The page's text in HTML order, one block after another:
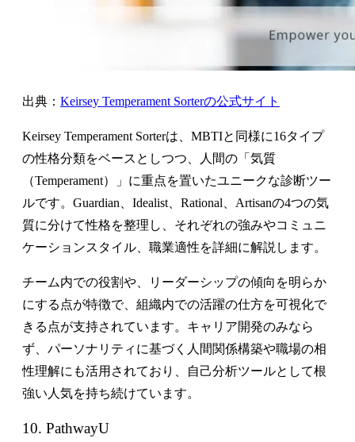
出典： Keirsey Temperament Sorterの公式サイト
Keirsey Temperament Sorterは、MBTIと同様に16タイプ
の性格分類をベースとしつつ、人間の「気質
（Temperament）」に重点を置いたユニークな診断ツー
ルです。Guardian、Idealist、Rational、Artisanの4つの気
質に分けて性格を整理し、それぞれの強みやコミュニ
ケーションスタイル、職業適性を詳細に解説します。
チーム内での役割や、リーダーシップの傾向を明らか
にする点が特徴で、組織内での活躍の仕方を可視化で
きる点が支持されています。キャリア開発のみなら
ず、パーソナリティに基づく人間関係構築や職場の相
性理解にも活用されており、自己分析ツールとして根
強い人気を持ち続けています。
10. PathwayU